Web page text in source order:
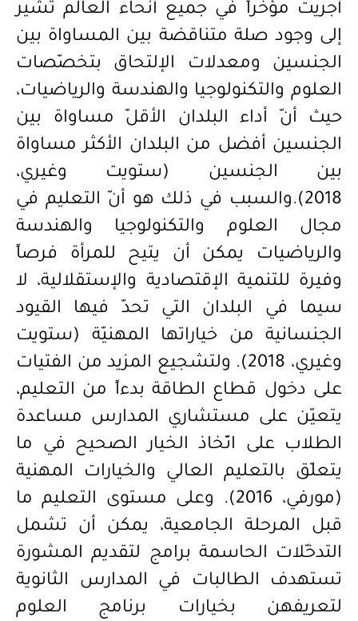
أجريت مؤخراً في جميع أنحاء العالم تشير
إلى وجود صلة متناقضة بين المساواة بين
الجنسين ومعدلات الإلتحاق بتخصّصات
العلوم والتكنولوجيا والهندسة والرياضيات،
حيث أنّ أداء البلدان الأقلّ مساواة بين
الجنسين أفضل من البلدان الأكثر مساواة
بين الجنسين (ستويت وغيري،
2018).والسبب في ذلك هو أن
التعليم في
مجال العلوم والتكنولوجيا والهندسة
والرياضيات يمكن أن يتيح للمرأة فرصاً
وفيرة للتنمية الإقتصادية والإستقلالية، لا
سيما في البلدان التي تحدّ فيها القيود
الجنسانية من خياراتها المهنيّة (ستويت
وغيري، 2018). ولتشجيع المزيد من الفتيات
على دخول قطاع الطاقة بدءاً من التعليم،
يتعيّن على مستشاري المدارس مساعدة
الطلاب على اتّخاذ الخيار الصحيح في ما
يتعلّق بالتعليم العالي والخيارات المهنية
(مورفي، 2016). وعلى مستوى التعليم ما
قبل المرحلة الجامعية، يمكن أن تشمل
التدخّلات الحاسمة برامج لتقديم المشورة
تستهدف الطالبات في المدارس الثانوية
لتعريفهن بخيارات برنامج العلوم